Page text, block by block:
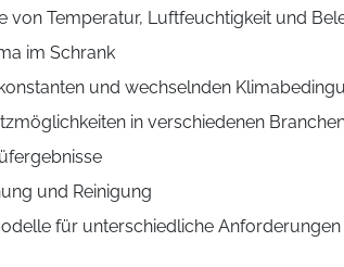
von Temperatur, Luftfeuchtigkeit und
im Schrank
und wechselnden
in verschiedenen
und Reinigung
für unterschiedliche Anforderungen